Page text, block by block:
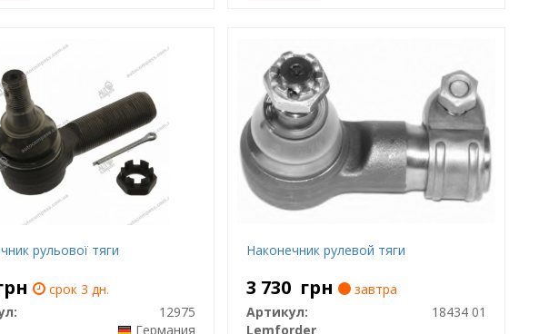
рульової тяги
срок 3 дн.
12975
Германия
Наконечник рулевой тяги
3 730 грн
завтра
Артикул:
18434 01
Lemforder